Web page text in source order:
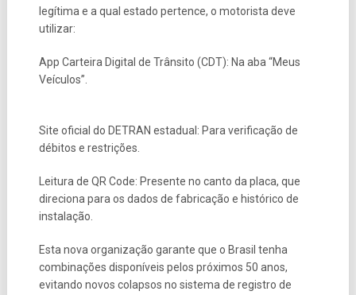
legítima e a qual estado pertence, o motorista deve
utilizar:
App Carteira Digital de Trânsito (CDT): Na aba “Meus
Veículos”.
Site oficial do DETRAN estadual: Para verificação de
débitos e restrições.
Leitura de QR Code: Presente no canto da placa, que
direciona para os dados de fabricação e histórico de
instalação.
Esta nova organização garante que o Brasil tenha
combinações disponíveis pelos próximos 50 anos,
evitando novos colapsos no sistema de registro de